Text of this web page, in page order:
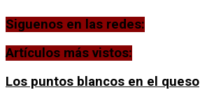
Siguenos en las redes:
Artículos más vistos:
Los puntos blancos en el queso